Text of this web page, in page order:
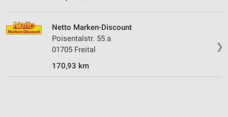
❯
Netto Marken-Discount
Poisentalstr. 55 a
01705 Freital
170,93 km